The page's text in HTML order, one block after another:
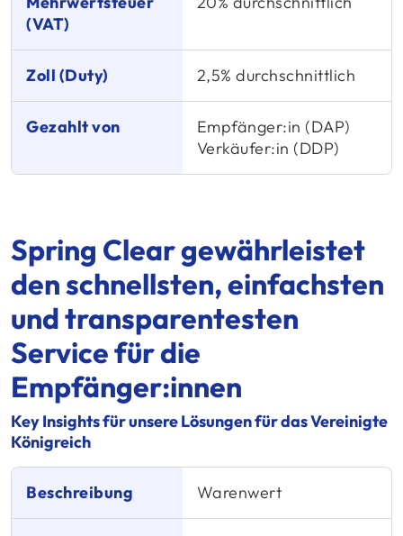
2,5% durchschnittlich
Empfänger:in (DAP)
Verkäufer:in (DDP)
Spring Clear gewährleistet
den schnellsten, einfachsten
und transparentesten
Service für die
Empfänger:innen
Key Insights für unsere Lösungen für das Vereinigte
Königreich
Beschreibung
Spring GDSLösung Warenwert